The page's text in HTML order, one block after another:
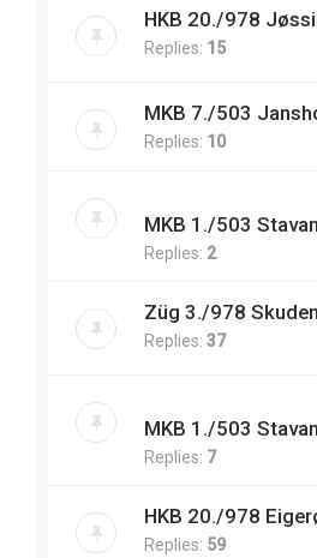
HKB 20./978
Replies: 15
MKB 7./503
Replies: 10
MKB 1./503
Replies: 2
Züg 3./978
Replies: 37
MKB 1./503
Replies: 7
HKB 20./978
Replies: 59